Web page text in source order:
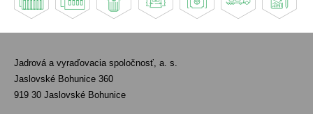
Jadrová a vyraďovacia spoločnosť, a. s.
Jaslovské Bohunice 360
919 30 Jaslovské Bohunice